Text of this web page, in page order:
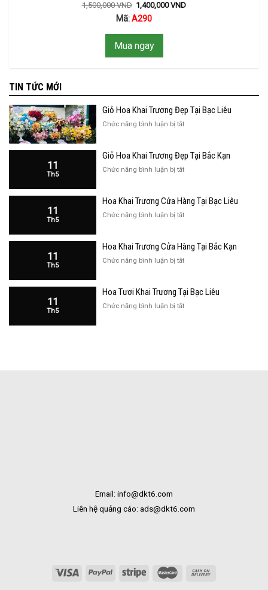
1,500,000VND 1,400,000VND
Mã:A290
Mua ngay
TIN TỨC MỚI
Giỏ Hoa Khai Trương Đẹp Tại Bạc Liêu
Chức năng bình luận bị tắtở
Khai
Liêu
11
Th5
Giỏ Hoa Khai Trương Đẹp Tại Bắc Kạn
Chức năng bình luận bị tắtở
Khai
Kạn
11
Th5
Hoa Khai Trương Cửa Hàng Tại Bạc Liêu
Chức năng bình luận bị tắtở
Trương
Liêu
11
Th5
Hoa Khai Trương Cửa Hàng Tại Bắc Kạn
Chức năng bình luận bị tắtở
Trương
11
Th5
Hoa Tươi Khai Trương Tại Bạc Liêu
Chức năng bình luận bị tắtở
Email: info@dkt6.com
Liên hệ quảng cáo: ads@dkt6.com